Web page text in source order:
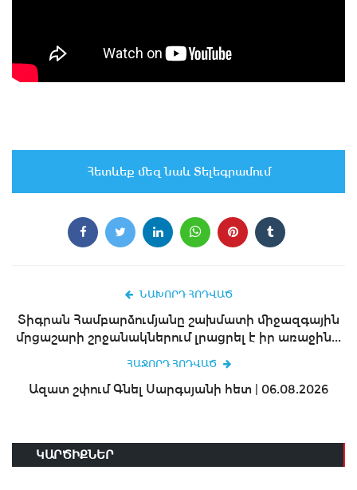
Հետևեք մեզ նաև Տելեգրամում
ՆԱԽՈՐԴ ՀՈԴՎԱԾ
Տիգրան Համբարձումյանը շախմատի միջազգային
մրցաշարի շրջանակներում լրացրել է իր առաջին...
ՀԱՋՈՐԴ ՀՈԴՎԱԾ
Ազատ շփում Գնել Սարգսյանի հետ | 06.08.2026
ԿԱՐԾԻՔՆԵՐ